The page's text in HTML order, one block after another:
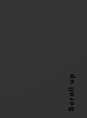
Scroll up